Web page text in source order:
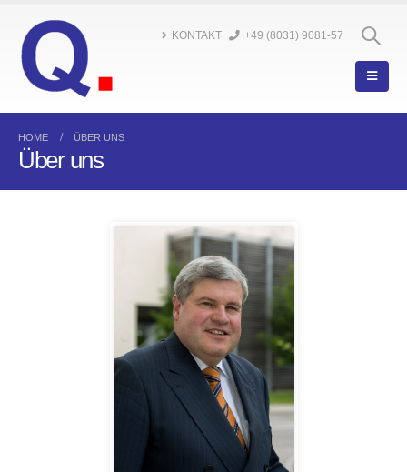
KONTAKT +49 (8031) 9081-57
HOME ÜBER UNS
Über uns